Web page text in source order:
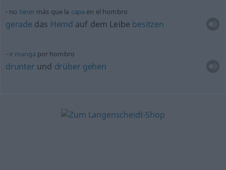
no tener más que la capa en el hombro
gerade das Hemd auf dem Leibe besitzen
ir manga por hombro
drunter und drüber gehen